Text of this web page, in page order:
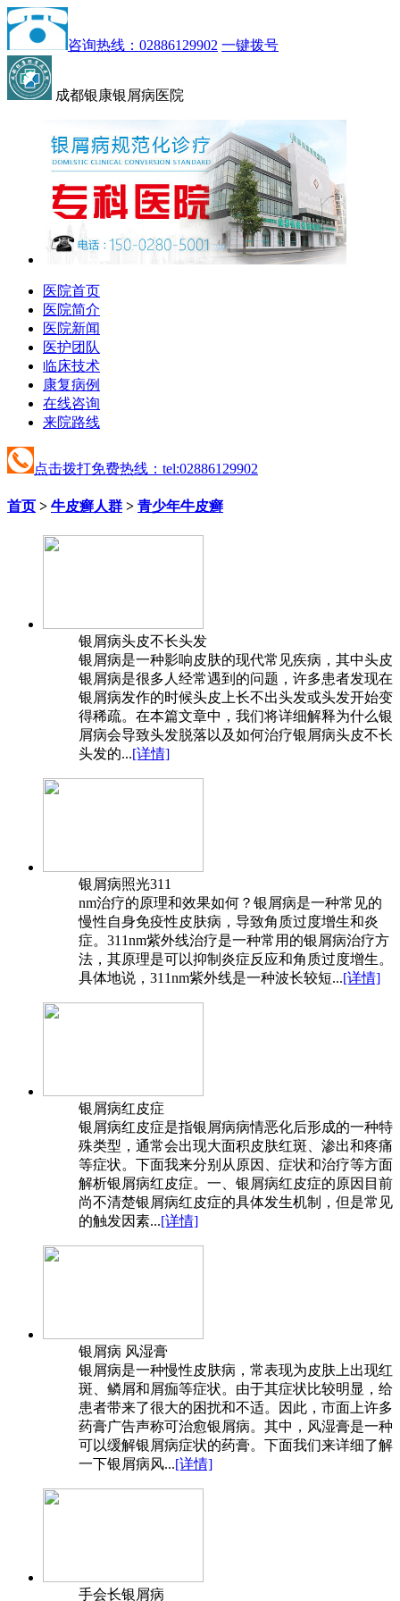
咨询热线：02886129902 一键拨号
成都银康银屑病医院
医院首页
医院简介
医院新闻
医护团队
临床技术
康复病例
在线咨询
来院路线
点击拨打免费热线：tel:02886129902
首页 > 牛皮癣人群 > 青少年牛皮癣
银屑病头皮不长头发
银屑病是一种影响皮肤的现代常见疾病，其中头皮
银屑病是很多人经常遇到的问题，许多患者发现在
银屑病发作的时候头皮上长不出头发或头发开始变
得稀疏。在本篇文章中，我们将详细解释为什么银
屑病会导致头发脱落以及如何治疗银屑病头皮不长
头发的...[详情]
银屑病照光311
nm治疗的原理和效果如何？银屑病是一种常见的
慢性自身免疫性皮肤病，导致角质过度增生和炎
症。311nm紫外线治疗是一种常用的银屑病治疗方
法，其原理是可以抑制炎症反应和角质过度增生。
具体地说，311nm紫外线是一种波长较短...[详情]
银屑病红皮症
银屑病红皮症是指银屑病病情恶化后形成的一种特
殊类型，通常会出现大面积皮肤红斑、渗出和疼痛
等症状。下面我来分别从原因、症状和治疗等方面
解析银屑病红皮症。一、银屑病红皮症的原因目前
尚不清楚银屑病红皮症的具体发生机制，但是常见
的触发因素...[详情]
银屑病 风湿膏
银屑病是一种慢性皮肤病，常表现为皮肤上出现红
斑、鳞屑和屑痂等症状。由于其症状比较明显，给
患者带来了很大的困扰和不适。因此，市面上许多
药膏广告声称可治愈银屑病。其中，风湿膏是一种
可以缓解银屑病症状的药膏。下面我们来详细了解
一下银屑病风...[详情]
手会长银屑病